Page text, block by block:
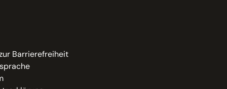
Barrierefreiheit